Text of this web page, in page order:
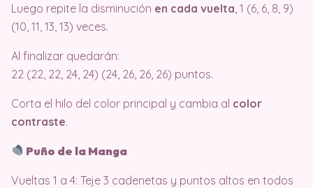
Luego repite la disminución en cada vuelta , 1 (6, 6, 8, 9)
(10, 11, 13, 13) veces.
Al finalizar quedarán:
22 (22, 22, 24, 24) (24, 26, 26, 26) puntos.
Corta el hilo del color principal y cambia al color
contraste.
Puño de la Manga
Vueltas 1 a 4: Teje 3 cadenetas y puntos altos en todos